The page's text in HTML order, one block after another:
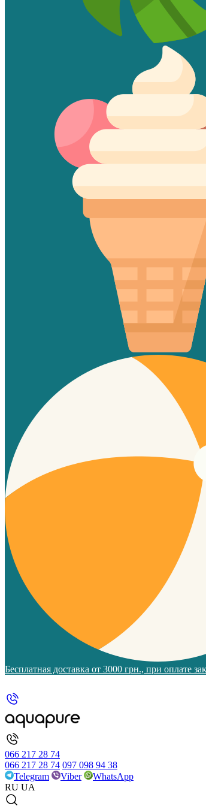
Бесплатная доставка от 3000 грн., при оплате
066 217 28 74
066 217 28 74 097 098 94 38
Telegram
Viber
WhatsApp
RU UA